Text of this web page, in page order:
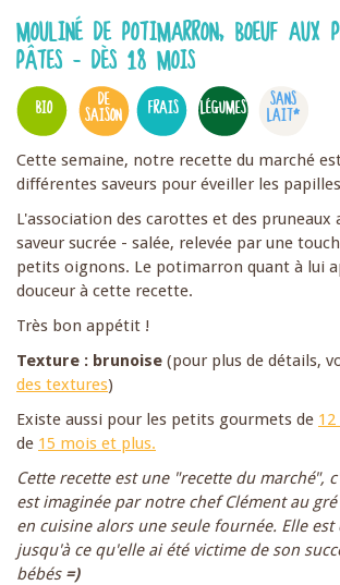
MOULINÉ DE POTIMARRON, BOEUF AUX
PÂTES - DÈS 18 MOIS
BIO
DE
SAISON
FRAIS LÉGUMES
SANS
LAIT*
Cette semaine, notre recette du marché
différentes saveurs pour éveiller les
L'association des carottes et des pruneaux
saveur sucrée - salée, relevée par une
petits oignons. Le potimarron quant à lui
douceur à cette recette.
Très bon appétit !
Texture : brunoise (pour plus de détails,
des textures)
Existe aussi pour les petits gourmets de
de 15 mois et plus.
Cette recette est une "recette du marché",
est imaginée par notre chef Clément au
en cuisine alors une seule fournée. Elle
jusqu'à ce qu'elle ai été victime de son
bébés =)